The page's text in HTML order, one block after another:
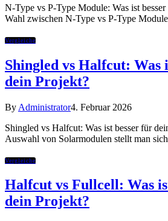
N-Type vs P-Type Module: Was ist
Wahl zwischen N-Type vs P-Type
Vergleiche
Shingled vs Halfcut: Was
dein Projekt?
By Administrator4. Februar 2026
Shingled vs Halfcut: Was ist besser für
Auswahl von Solarmodulen stellt man
Vergleiche
Halfcut vs Fullcell: Was
dein Projekt?